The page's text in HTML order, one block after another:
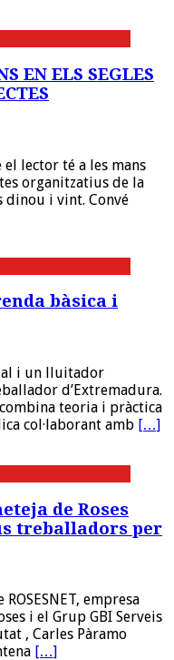
EN ELS SEGLES
lector té a les mans
organitzatius de la
dinou i vint. Convé
bàsica i
i un lluitador
d’Extremadura.
teoria i pràctica
col·laborant amb […]
de Roses
treballadors per
empresa
i el Grup GBI Serveis
, Carles Pàramo
[…]